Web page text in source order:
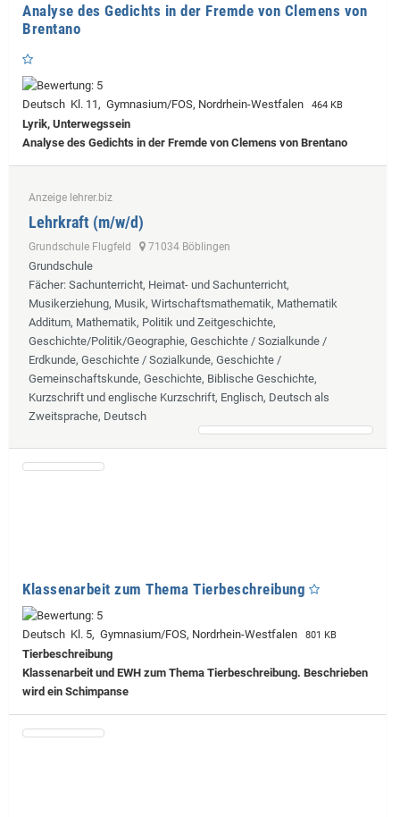
Analyse des Gedichts in der Fremde von Clemens von
Brentano
Deutsch Kl. 11, Gymnasium/FOS, Nordrhein-Westfalen 464 KB
Lyrik, Unterwegssein
Analyse des Gedichts in der Fremde von Clemens von Brentano
Anzeige lehrer.biz
Lehrkraft (m/w/d)
Grundschule Flugfeld 71034 Böblingen
Grundschule
Fächer: Sachunterricht, Heimat- und Sachunterricht,
Musikerziehung, Musik, Wirtschaftsmathematik, Mathematik
Additum, Mathematik, Politik und Zeitgeschichte,
Geschichte/Politik/Geographie, Geschichte / Sozialkunde /
Erdkunde, Geschichte / Sozialkunde, Geschichte /
Gemeinschaftskunde, Geschichte, Biblische Geschichte,
Kurzschrift und englische Kurzschrift, Englisch, Deutsch als
Zweitsprache, Deutsch
Klassenarbeit zum Thema Tierbeschreibung
Deutsch Kl. 5, Gymnasium/FOS, Nordrhein-Westfalen 801 KB
Tierbeschreibung
Klassenarbeit und EWH zum Thema Tierbeschreibung. Beschrieben
wird ein Schimpanse